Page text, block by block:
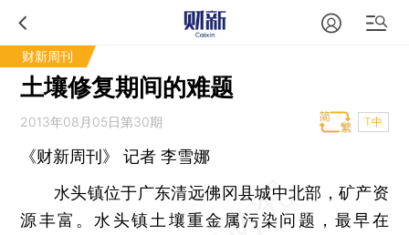
财新周刊
土壤修复期间的难题
2013年08月05日第30期 T中
《财新周刊》 记者李雪娜
水头镇位于广东清远佛冈县城中北部，矿产资
源丰富。水头镇土壤重金属污染问题，最早在